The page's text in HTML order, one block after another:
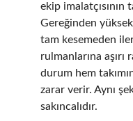
ekip
Gereğinden yüksek
tam kesemeden
rulmanlarına
durum hem
zarar verir. Aynı
sakıncalıdır.